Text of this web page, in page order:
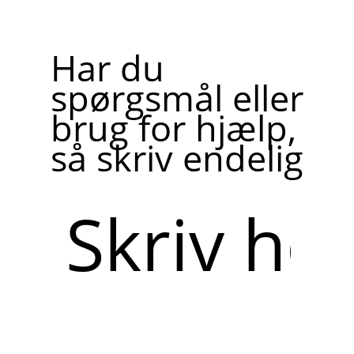
Har du
spørgsmål eller
brug for hjælp,
så skriv endelig
her